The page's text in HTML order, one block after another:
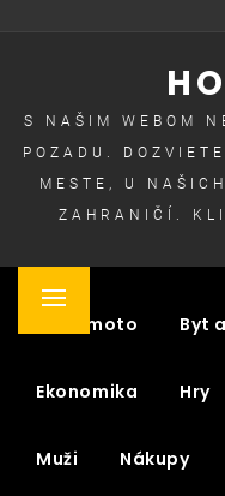
S NAŠIM WEBOM
POZADU.
MESTE, U
ZAHRANIČÍ.
Primary
Auto moto Byt
Ekonomika Hry
Muži Nákupy